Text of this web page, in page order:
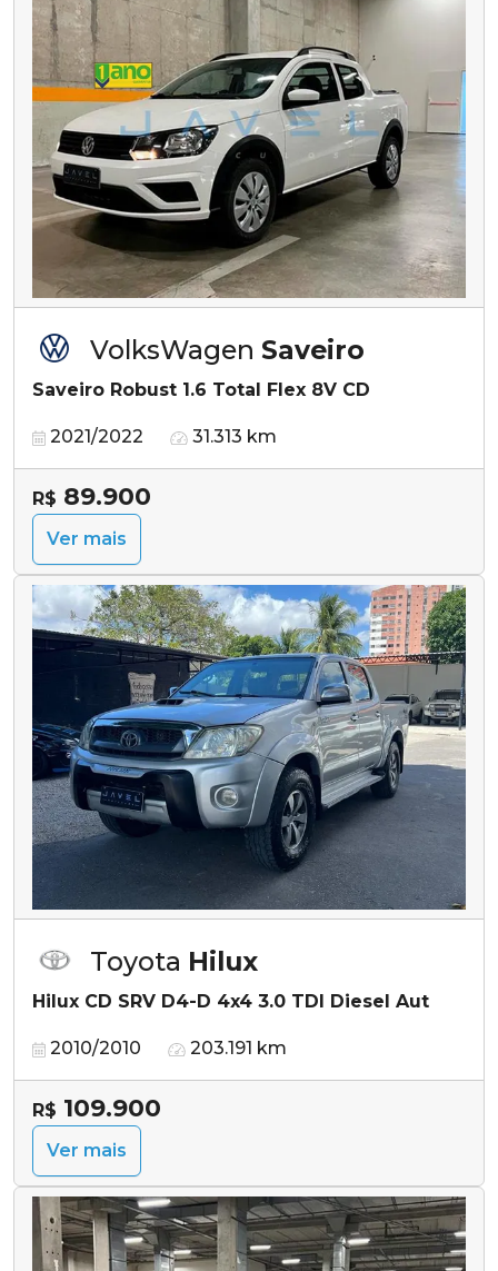
VolksWagen Saveiro
Saveiro Robust 1.6 Total Flex 8V CD
2021/2022 31.313 km
R$ 89.900
Ver mais
Toyota Hilux
Hilux CD SRV D4-D 4x4 3.0 TDI Diesel Aut
2010/2010 203.191 km
R$ 109.900
Ver mais